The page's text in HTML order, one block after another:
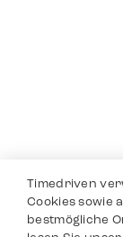
Timedriven
Cookies sowie
bestmögliche